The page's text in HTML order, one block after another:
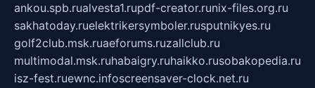
ankou.spb.rualvesta1.rupdf-creator.runix-files.org.ru
sakhatoday.ruelektrikersymboler.rusputnikyes.ru
golf2club.msk.ruaeforums.ruzallclub.ru
multimodal.msk.ruhabaigry.ruhaikko.rusobakopedia.ru
isz-fest.ruewnc.infoscreensaver-clock.net.ru